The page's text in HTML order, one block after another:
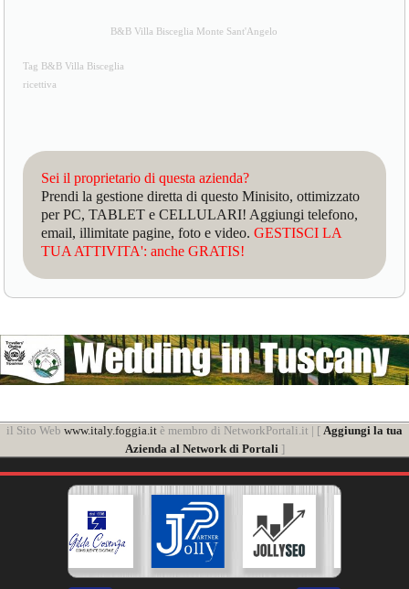
B&B Villa Bisceglia Monte Sant'Angelo
Tag B&B Villa Bisceglia
ricettiva
Sei il proprietario di questa azienda?
Prendi la gestione diretta di questo Minisito, ottimizzato
per PC, TABLET e CELLULARI! Aggiungi telefono,
email, illimitate pagine, foto e video.GESTISCI LA
TUA ATTIVITA': anche GRATIS!
il Sito Web www.italy.foggia.it è membro di NetworkPortali.it | [ Aggiungi la tua
Azienda al Network di Portali]